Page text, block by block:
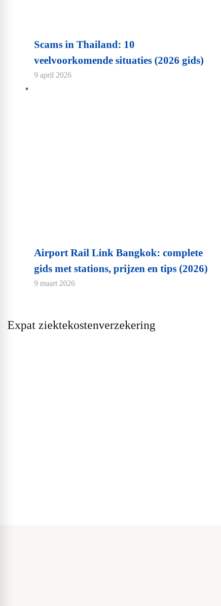
Scams in Thailand: 10
veelvoorkomende situaties (2026 gids)
9 april 2026
Airport Rail Link Bangkok: complete
gids met stations, prijzen en tips (2026)
9 maart 2026
Expat ziektekostenverzekering